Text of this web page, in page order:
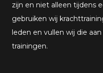
zijn en niet alleen tijdens
gebruiken wij
leden en vullen wij die
trainingen.